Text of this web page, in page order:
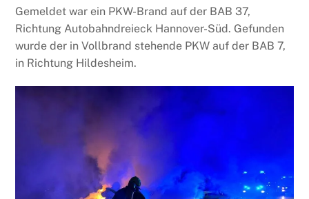
Gemeldet war ein PKW-Brand auf der BAB 37,
Richtung Autobahndreieck Hannover-Süd. Gefunden
wurde der in Vollbrand stehende PKW auf der BAB 7,
in Richtung Hildesheim.